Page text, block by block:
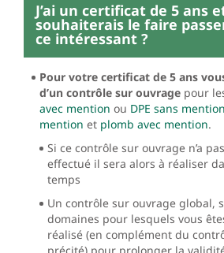
J’ai un certificat de 5 ans
souhaiterais le faire
ce intéressant ?
Pour votre certificat de 5 ans
d’un contrôle sur ouvrage pour
avec mention ou DPE sans mention
mention et plomb avec mention.
Si ce contrôle sur ouvrage n’a
effectué il sera alors à réaliser
temps
Un contrôle sur ouvrage global,
domaines pour lesquels vous
réalisé (en complément du